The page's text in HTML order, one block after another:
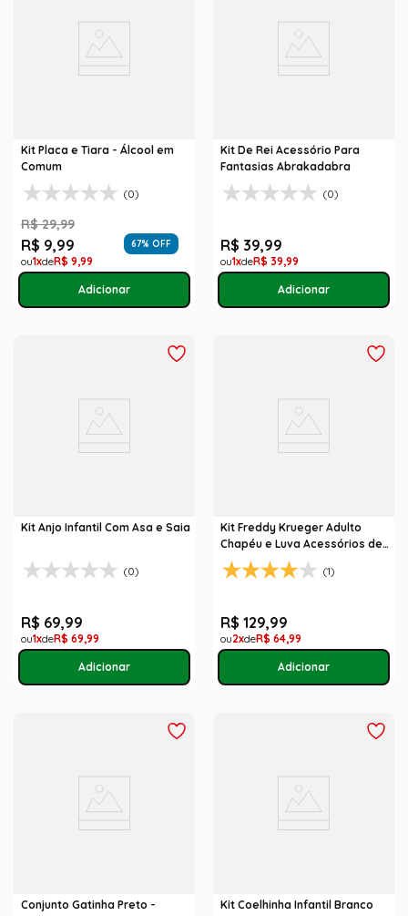
Kit Placa e Tiara - Álcool em
Comum
(0)
R$ 29,99
R$ 9,99 67% OFF
1 R$ 9,99
Kit De Rei Acessório Para
Fantasias Abrakadabra
(0)
R$ 39,99
1 R$ 39,99
Kit Anjo Infantil Com Asa e Saia
(0)
R$ 69,99
1 R$ 69,99
Kit Freddy Krueger Adulto
Chapéu e Luva Acessórios de
Fantasia
(1)
R$ 129,99
2 R$ 64,99
Conjunto Gatinha Preto -
Kit Coelhinha Infantil Branco